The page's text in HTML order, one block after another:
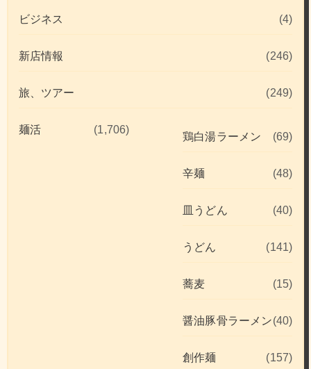
ビジネス (4)
新店情報 (246)
旅、ツアー (249)
麺活 (1,706)
鶏白湯ラーメン (69)
辛麺 (48)
皿うどん (40)
うどん (141)
蕎麦 (15)
醤油豚骨ラーメン(40)
創作麺 (157)